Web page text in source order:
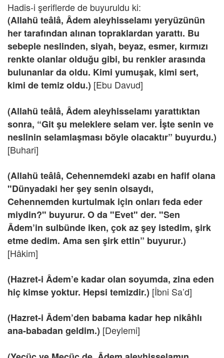
Hadis-i şeriflerde de buyuruldu ki:
(Allahü teâlâ, Âdem aleyhisselamı yeryüzünün
her tarafından alınan topraklardan yarattı. Bu
sebeple neslinden, siyah, beyaz, esmer, kırmızı
renkte olanlar olduğu gibi, bu renkler arasında
bulunanlar da oldu. Kimi yumuşak, kimi sert,
kimi de temiz oldu.) [Ebu Davud]
(Allahü teâlâ, Âdem aleyhisselamı yarattıktan
sonra, “Git şu meleklere selam ver. İşte senin ve
neslinin selamlaşması böyle olacaktır” buyurdu.)
[Buhari]
(Allahü teâlâ, Cehennemdeki azabı en hafif olana
"Dünyadaki her şey senin olsaydı,
Cehennemden kurtulmak için onları feda eder
miydin?" buyurur. O da "Evet" der. "Sen
Âdem’in sulbünde iken, çok az şey istedim, şirk
etme dedim. Ama sen şirk ettin” buyurur.)
[Hâkim]
(Hazret-i Âdem’e kadar olan soyumda, zina eden
hiç kimse yoktur. Hepsi temizdir.) [İbni Sa’d]
(Hazret-i Âdem’den babama kadar hep nikâhlı
ana-babadan geldim.) [Deylemi]